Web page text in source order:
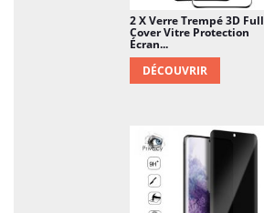
2 X Verre Trempé 3D Full
Cover Vitre Protection
Écran...
DÉCOUVRIR